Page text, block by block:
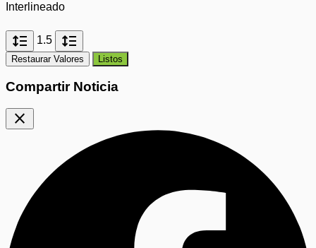
Interlineado
format_line_spacing 1.5 format_line_spacing
Restaurar Valores Listos
Compartir Noticia
close